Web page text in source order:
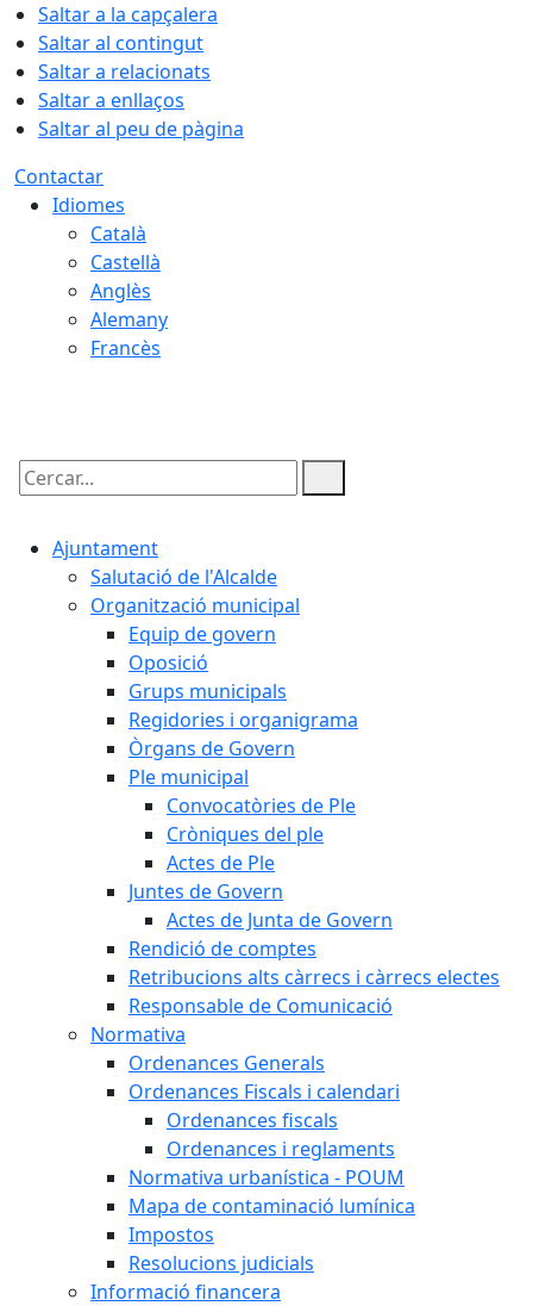
Saltar a la capçalera
Saltar al contingut
Saltar a relacionats
Saltar a enllaços
Saltar al peu de pàgina
Contactar
Idiomes
Català
Castellà
Anglès
Alemany
Francès
Cercar:
Ajuntament
Salutació de l'Alcalde
Organització municipal
Equip de govern
Oposició
Grups municipals
Regidories i organigrama
Òrgans de Govern
Ple municipal
Convocatòries de Ple
Cròniques del ple
Actes de Ple
Juntes de Govern
Actes de Junta de Govern
Rendició de comptes
Retribucions alts càrrecs i càrrecs electes
Responsable de Comunicació
Normativa
Ordenances Generals
Ordenances Fiscals i calendari
Ordenances fiscals
Ordenances i reglaments
Normativa urbanística - POUM
Mapa de contaminació lumínica
Impostos
Resolucions judicials
Informació financera